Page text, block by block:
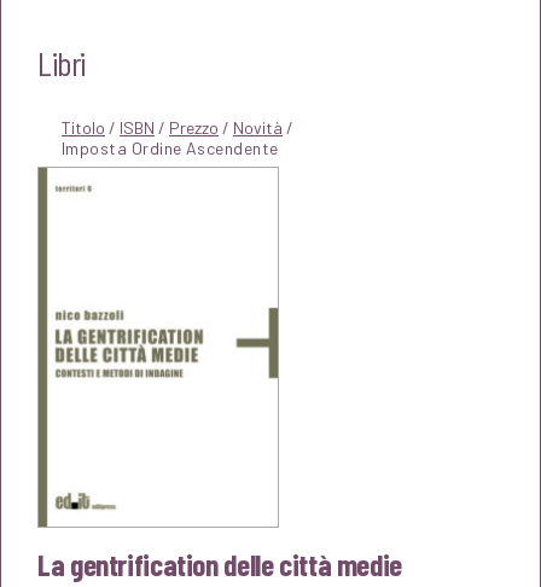
Libri
Titolo / ISBN / Prezzo / Novità /
La gentrification delle città medie